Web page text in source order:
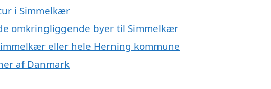
i Simmelkær
omkringliggende byer til Simmelkær
eller hele Herning kommune
af Danmark